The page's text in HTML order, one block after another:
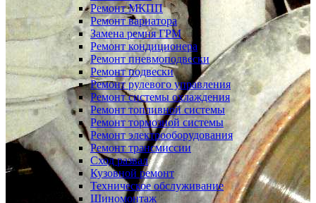
Ремонт МКПП
Ремонт вариатора
Замена ремня ГРМ
Ремонт кондиционера
Ремонт пневмоподвески
Ремонт подвески
Ремонт рулевого управления
Ремонт системы охлаждения
Ремонт топливной системы
Ремонт тормозной системы
Ремонт электрооборудования
Ремонт трансмиссии
Сход развал
Кузовной ремонт
Техническое обслуживание
Шиномонтаж